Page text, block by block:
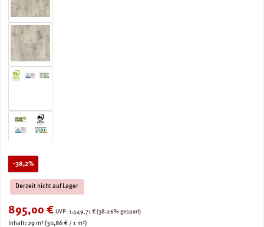
-38,2%Rabatt
Derzeit nicht auf Lager
Verkaufspreis:
895,00 € UVP: Regulärer Preis:
1.449,71 € (38.26% gespart)
Inhalt:29 m²(30,86 € / 1 m²)